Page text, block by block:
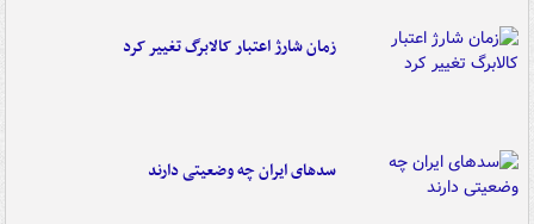
زمان شارژ اعتبار کالابرگ تغییر کرد
سدهای ایران چه وضعیتی دارند